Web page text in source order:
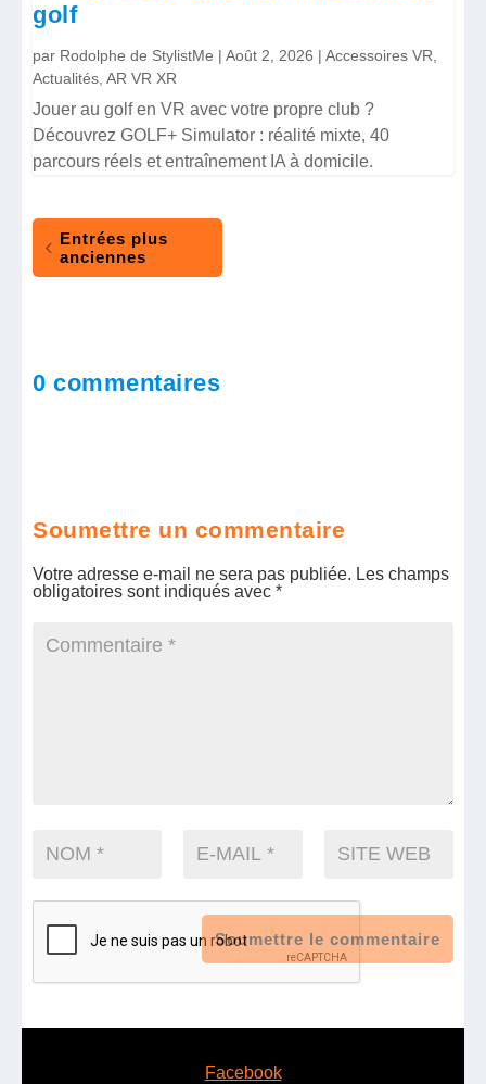
golf
par Rodolphe de StylistMe |Août 2, 2026 |Accessoires VR
Actualités ,AR VR XR
Jouer au golf en VR avec votre propre club ?
Découvrez GOLF+ Simulator : réalité mixte, 40
parcours réels et entraînement IA à domicile.
Entrées plus
anciennes
0 commentaires
Soumettre un commentaire
Votre adresse e-mail ne sera pas publiée. Les champs
obligatoires sont indiqués avec*
Soumettre le commentaire
Facebook